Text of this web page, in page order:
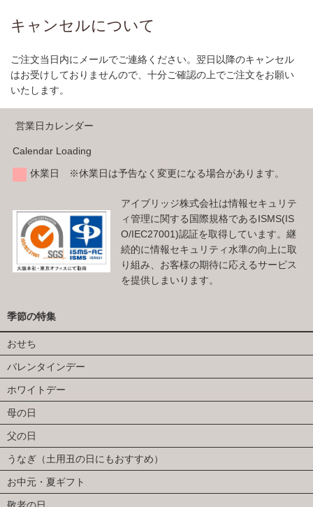
キャンセルについて
ご注文当日内にメールでご連絡ください。翌日以降のキャンセル
はお受けしておりませんので、十分ご確認の上でご注文をお願い
いたします。
営業日カレンダー
Calendar Loading
休業日 ※休業日は予告なく変更になる場合があります。
アイブリッジ株式会社は情報セキュリテ
ィ管理に関する国際規格であるISMS(IS
O/IEC27001)認証を取得しています。継
続的に情報セキュリティ水準の向上に取
り組み、お客様の期待に応えるサービス
を提供しまいります。
季節の特集
おせち
バレンタインデー
ホワイトデー
母の日
父の日
うなぎ（土用丑の日にもおすすめ）
お中元・夏ギフト
敬老の日